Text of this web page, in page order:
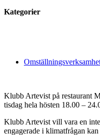
Kategorier
Klubb Artevist på restaurant
tisdag hela hösten 18.00 –
Klubb Artevist vill vara en
engagerade i klimatfrågan